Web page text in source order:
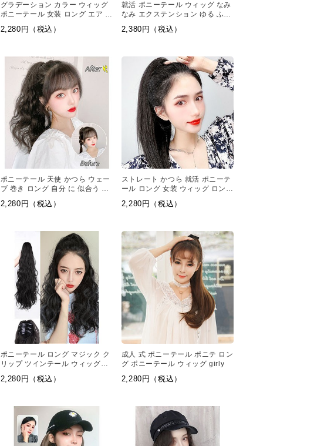
グラデーション カラー ウィッグ
ポニーテール 女装 ロング エア ウ
ェーブ パーソナル カラー
2,280円（税込）
就活 ポニーテール ウィッグ なみ
なみ エクステンション ゆる ふわ
2,380円（税込）
ポニーテール 天使 かつら ウェー
ブ 巻き ロング 自分 に 似合う 髪
2,280円（税込）
ストレート かつら 就活 ポニーテ
ール ロング 女装 ウィッグ ロング
ヘア ストレート
2,280円（税込）
ポニーテール ロング マジック ク
リップ ツインテール ウィッグ鈴
2,280円（税込）
成人 式 ポニーテール ポニテ ロン
グ ポニーテール ウィッグ girly
2,280円（税込）